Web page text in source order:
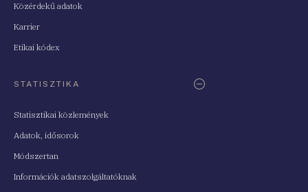
Közérdekű adatok
Karrier
Etikai kódex
STATISZTIKA
Statisztikai közlemények
Adatok, idősorok
Módszertan
Információk adatszolgáltatóknak